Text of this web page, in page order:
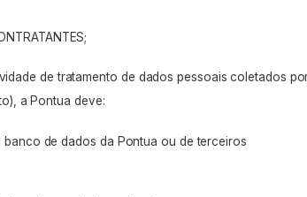
de tratamento de dados pessoais coletados
a Pontua deve:
banco de dados da Pontua ou de terceiros